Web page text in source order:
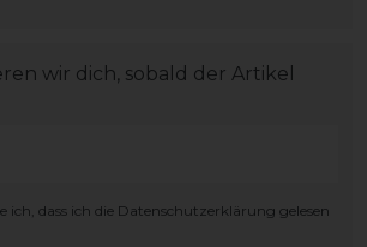
wir dich, sobald der Artikel
ich, dass ich die Daten­schutz­erklärung gelesen